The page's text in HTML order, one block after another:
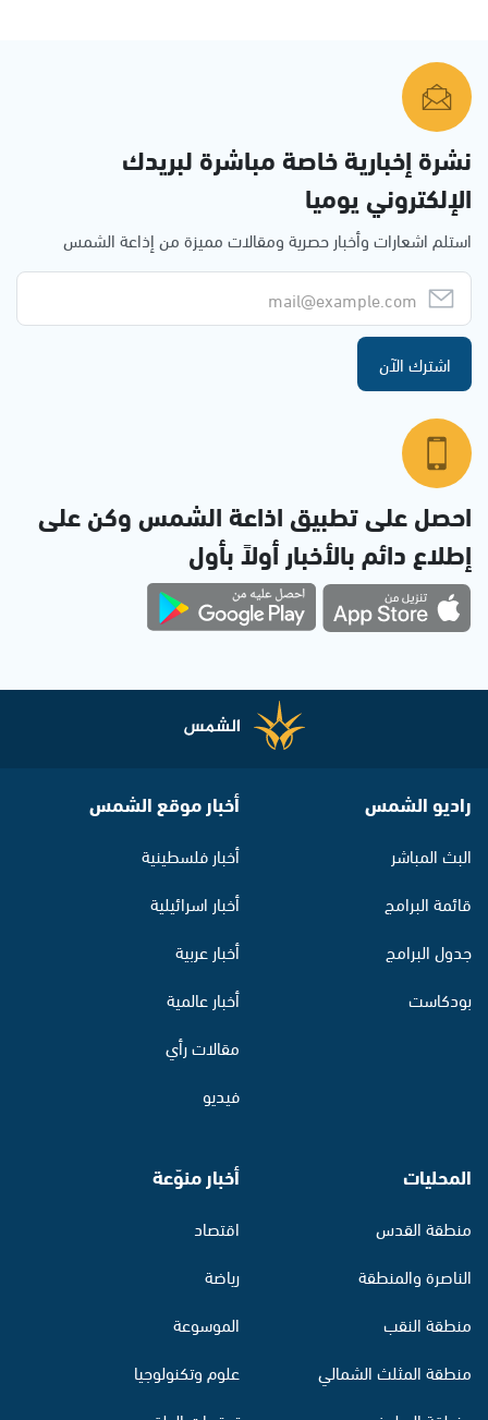
نشرة إخبارية خاصة مباشرة لبريدك
الإلكتروني يوميا
استلم اشعارات وأخبار حصرية ومقالات مميزة من إذاعة الشمس
اشترك الآن
احصل على تطبيق اذاعة الشمس وكن على
إطلاع دائم بالأخبار أولاً بأول
راديو الشمس
البث المباشر
قائمة البرامج
جدول البرامج
بودكاست
أخبار موقع الشمس
أخبار فلسطينية
أخبار اسرائيلية
أخبار عربية
أخبار عالمية
مقالات رأي
فيديو
المحليات
منطقة القدس
الناصرة والمنطقة
منطقة النقب
منطقة المثلث الشمالي
أخبار منوّعة
اقتصاد
رياضة
الموسوعة
علوم وتكنولوجيا